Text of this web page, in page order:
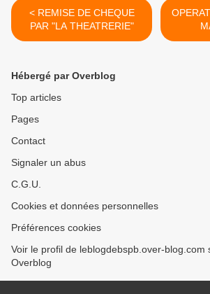
< REMISE DE CHEQUE
PAR "LA THEATRERIE"
Hébergé par Overblog
Top articles
Pages
Contact
Signaler un abus
C.G.U.
Cookies et données personnelles
Préférences cookies
Voir le profil de leblogdebspb.over-blog.com
Overblog